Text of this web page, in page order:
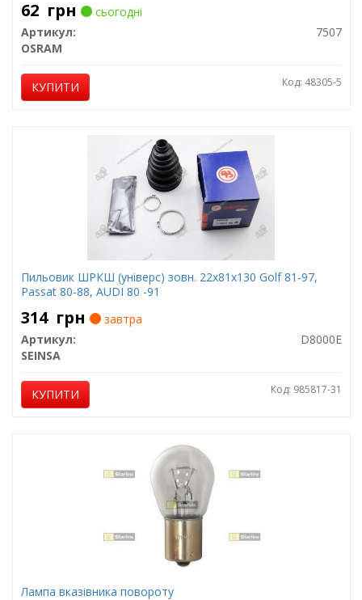
62 грн
сьогодні
Артикул:
7507
OSRAM
КУПИТИ Код: 48305-5
Пильовик ШРКШ (універс) зовн. 22x81x130 Golf 81-97,
Passat 80-88, AUDI 80 -91
314 грн
завтра
Артикул:
D8000E
SEINSA
КУПИТИ Код: 985817-31
Лампа вказівника повороту